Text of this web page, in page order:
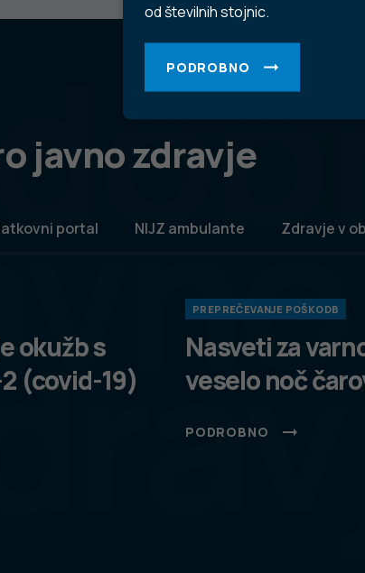
od številnih stojnic.
PODROBNO
javno zdravje
portal NIJZ ambulante Zdravje v
okužb s
(covid-19)
PREPREČEVANJE POŠKODB
Nasveti za
veselo noč
PODROBNO